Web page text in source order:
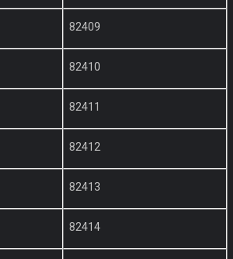
82409
82410
82411
82412
82413
82414